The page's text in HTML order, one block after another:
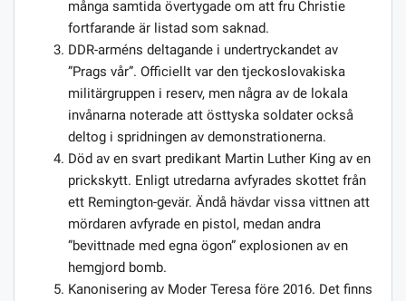
många samtida övertygade om att fru Christie
fortfarande är listad som saknad.
DDR-arméns deltagande i undertryckandet av
”Prags vår”. Officiellt var den tjeckoslovakiska
militärgruppen i reserv, men några av de lokala
invånarna noterade att östtyska soldater också
deltog i spridningen av demonstrationerna.
Död av en svart predikant Martin Luther King av en
prickskytt. Enligt utredarna avfyrades skottet från
ett Remington-gevär. Ändå hävdar vissa vittnen att
mördaren avfyrade en pistol, medan andra
”bevittnade med egna ögon” explosionen av en
hemgjord bomb.
Kanonisering av Moder Teresa före 2016. Det finns